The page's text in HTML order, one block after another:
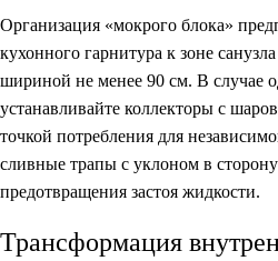
Организация «мокрого блока»
кухонного гарнитура к зоне
шириной не менее 90 см. В случае
устанавливайте коллекторы с
точкой потребления для
сливные трапы с уклоном в
предотвращения застоя жидкости.
Трансформация